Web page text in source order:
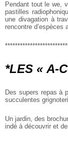
Pendant tout le we,
pastilles
une divagation à
rencontre d’espèces
*LES « A-
Des supers repas à
succulentes
Un jardin, des
indé à découvrir et